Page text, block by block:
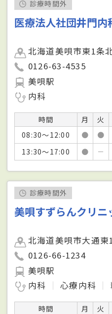
診療時間外
医療法人社団井門内
北海道美唄市東1条
0126-63-4535
美唄駅
内科
時間 月 火
08:30～12:00
● ●
13:30～17:00
● －
診療時間外
美唄すずらんクリニ
北海道美唄市大通
0126-66-1234
美唄駅
内科
心療内科
時間 月 火